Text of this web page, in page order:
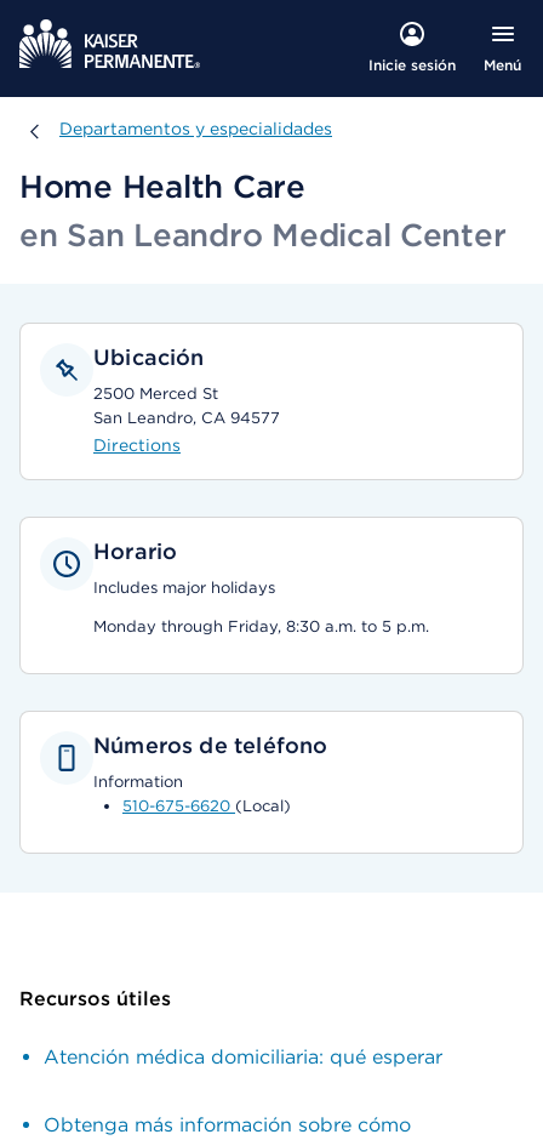
Inicie sesión Menú
Departamentos y especialidades
Departamentos y especialidades
Home Health Care
en San Leandro Medical Center
Ubicación
2500 Merced St
San Leandro, CA 94577
Directions
Horario
Includes major holidays
Monday through Friday, 8:30 a.m. to 5 p.m.
Números de teléfono
Information
510-675-6620 (Local)
Recursos útiles
Atención médica domiciliaria: qué esperar
Obtenga más información sobre cómo